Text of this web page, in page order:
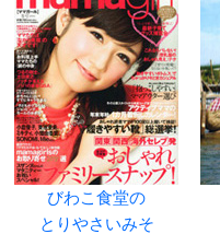
びわこ食堂の
とりやさいみそ